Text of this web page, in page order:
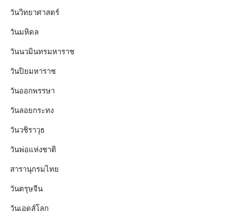
วันวิทยาศาสตร์
วันมหิดล
วันนวมินทรมหาราช
วันปิยมหาราช
วันออกพรรษา
วันลอยกระทง
วันวชิราวุธ
วันพ่อแห่งชาติ
สารานุกรมไทย
วันตรุษจีน
วันเอดส์โลก